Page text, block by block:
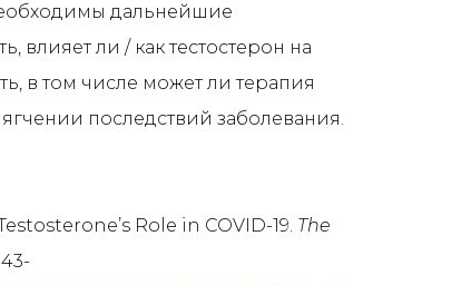
дальнейшие
влияет ли / как тестостерон на
в том числе может ли терапия
последствий заболевания.
Role in COVID-19. The